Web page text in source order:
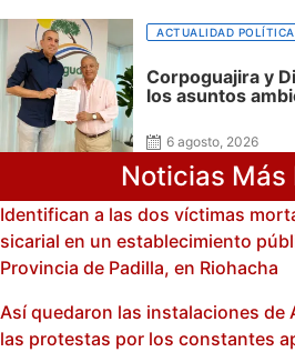
ACTUALIDAD POLÍTICA
Corpoguajira y
los asuntos
6 agosto, 2026
Noticias Más
Identifican a las dos víctimas
sicarial en un establecimiento
Provincia de Padilla, en Riohacha
Así quedaron las instalaciones de
las protestas por los constantes